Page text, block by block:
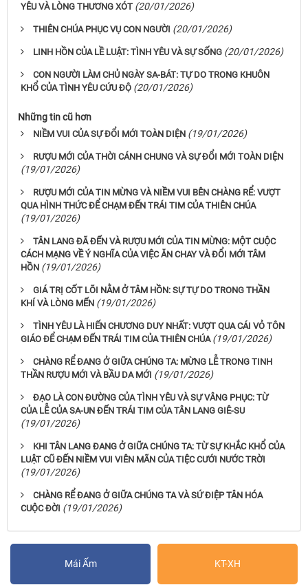
YÊU VÀ LÒNG THƯƠNG XÓT (20/01/2026)
THIÊN CHÚA PHỤC VỤ CON NGƯỜI (20/01/2026)
LINH HỒN CỦA LỀ LUẬT: TÌNH YÊU VÀ SỰ SỐNG (20/01/2026)
CON NGƯỜI LÀM CHỦ NGÀY SA-BÁT: TỰ DO TRONG KHUÔN
KHỔ CỦA TÌNH YÊU CỨU ĐỘ (20/01/2026)
Những tin cũ hơn
NIỀM VUI CỦA SỰ ĐỔI MỚI TOÀN DIỆN (19/01/2026)
RƯỢU MỚI CỦA THỜI CÁNH CHUNG VÀ SỰ ĐỔI MỚI TOÀN DIỆN
(19/01/2026)
RƯỢU MỚI CỦA TIN MỪNG VÀ NIỀM VUI BÊN CHÀNG RỂ: VƯỢT
QUA HÌNH THỨC ĐỂ CHẠM ĐẾN TRÁI TIM CỦA THIÊN CHÚA
(19/01/2026)
TÂN LANG ĐÃ ĐẾN VÀ RƯỢU MỚI CỦA TIN MỪNG: MỘT CUỘC
CÁCH MẠNG VỀ Ý NGHĨA CỦA VIỆC ĂN CHAY VÀ ĐỔI MỚI TÂM
HỒN (19/01/2026)
GIÁ TRỊ CỐT LÕI NẰM Ở TÂM HỒN: SỰ TỰ DO TRONG THẦN
KHÍ VÀ LÒNG MẾN (19/01/2026)
TÌNH YÊU LÀ HIẾN CHƯƠNG DUY NHẤT: VƯỢT QUA CÁI VỎ TÔN
GIÁO ĐỂ CHẠM ĐẾN TRÁI TIM CỦA THIÊN CHÚA (19/01/2026)
CHÀNG RỂ ĐANG Ở GIỮA CHÚNG TA: MỪNG LỄ TRONG TINH
THẦN RƯỢU MỚI VÀ BẦU DA MỚI (19/01/2026)
ĐẠO LÀ CON ĐƯỜNG CỦA TÌNH YÊU VÀ SỰ VÂNG PHỤC: TỪ
CỦA LỄ CỦA SA-UN ĐẾN TRÁI TIM CỦA TÂN LANG GIÊ-SU
(19/01/2026)
KHI TÂN LANG ĐANG Ở GIỮA CHÚNG TA: TỪ SỰ KHẮC KHỔ CỦA
LUẬT CŨ ĐẾN NIỀM VUI VIÊN MÃN CỦA TIỆC CƯỚI NƯỚC TRỜI
(19/01/2026)
CHÀNG RỂ ĐANG Ở GIỮA CHÚNG TA VÀ SỨ ĐIỆP TÂN HÓA
CUỘC ĐỜI (19/01/2026)
Mái Ấm KT-XH